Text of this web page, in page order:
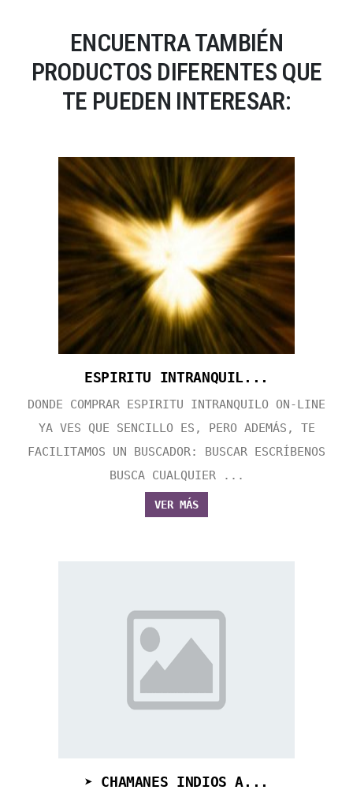
ENCUENTRA TAMBIÉN
PRODUCTOS DIFERENTES QUE
TE PUEDEN INTERESAR:
ESPIRITU INTRANQUIL...
DONDE COMPRAR ESPIRITU INTRANQUILO ON-LINE
YA VES QUE SENCILLO ES, PERO ADEMÁS, TE
FACILITAMOS UN BUSCADOR: BUSCAR ESCRÍBENOS
BUSCA CUALQUIER ...
VER MÁS
➤ CHAMANES INDIOS A...